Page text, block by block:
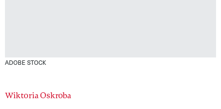
ADOBE STOCK
Authors
Wiktoria Oskroba